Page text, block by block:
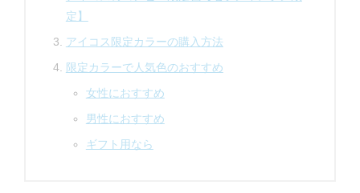
定】
アイコス限定カラーの購入方法
限定カラーで人気色のおすすめ
女性におすすめ
男性におすすめ
ギフト用なら